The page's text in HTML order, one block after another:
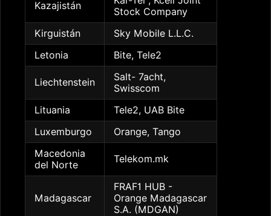
Kazajistán
Stock Company
Kirguistán
Sky Mobile L.L.C.
Letonia
Bite, Tele2
Liechtenstein
Salt- 7acht,
Swisscom
Lituania
Tele2, UAB Bite
Luxemburgo
Orange, Tango
Macedonia
del Norte
Telekom.mk
Madagascar
FRAF1 HUB -
Orange Madagascar
S.A. (MDGAN)